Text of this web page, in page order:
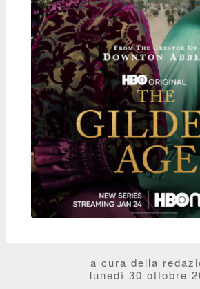
a cura della
lunedì 30 ottobre